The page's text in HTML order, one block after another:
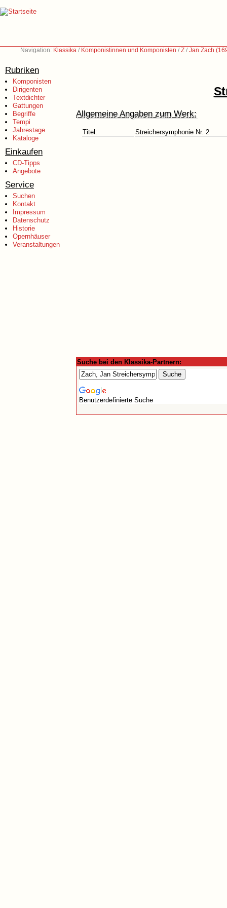
Navigation: Klassika / Komponistinnen und Komponisten /Z /Jan Zach
Rubriken
Komponisten
Dirigenten
Textdichter
Gattungen
Begriffe
Tempi
Jahrestage
Kataloge
Einkaufen
CD-Tipps
Angebote
Service
Suchen
Kontakt
Impressum
Datenschutz
Historie
Opernhäuser
Veranstaltungen
Allgemeine Angaben zum Werk:
Titel: Streichersymphonie Nr. 2
Suche bei den Klassika-Partnern:
Benutzerdefinierte Suche